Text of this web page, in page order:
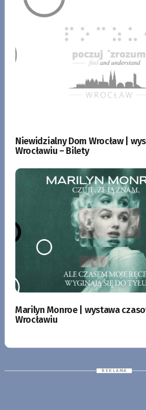
Niewidzialny Dom Wrocław |
Wrocławiu – Bilety
Marilyn Monroe | wystawa
Wrocławiu